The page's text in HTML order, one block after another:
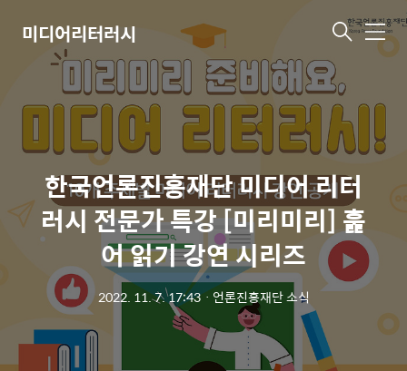
미디어리터러시 메
뉴
한국언론진흥재단 미디어 리터
러시 전문가 특강 [미리미리] 훑
어 읽기 강연 시리즈
2022. 11. 7. 17:43ㆍ 언론진흥재단 소식